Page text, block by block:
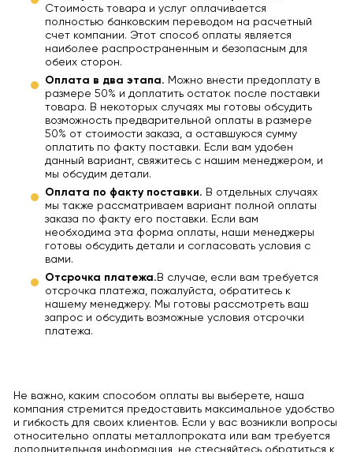
Стоимость товара и услуг оплачивается
полностью банковским переводом на расчетный
счет компании. Этот способ оплаты является
наиболее распространенным и безопасным для
обеих сторон.
Оплата в два этапа. Можно внести предоплату в
размере 50% и доплатить остаток после поставки
товара. В некоторых случаях мы готовы обсудить
возможность предварительной оплаты в размере
50% от стоимости заказа, а оставшуюся сумму
оплатить по факту поставки. Если вам удобен
данный вариант, свяжитесь с нашим менеджером, и
мы обсудим детали.
Оплата по факту поставки. В отдельных случаях
мы также рассматриваем вариант полной оплаты
заказа по факту его поставки. Если вам
необходима эта форма оплаты, наши менеджеры
готовы обсудить детали и согласовать условия с
вами.
Отсрочка платежа. В случае, если вам требуется
отсрочка платежа, пожалуйста, обратитесь к
нашему менеджеру. Мы готовы рассмотреть ваш
запрос и обсудить возможные условия отсрочки
платежа.
Не важно, каким способом оплаты вы выберете, наша
компания стремится предоставить максимальное удобство
и гибкость для своих клиентов. Если у вас возникли вопросы
относительно оплаты металлопроката или вам требуется